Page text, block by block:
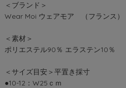
＜ブランド＞
Wear Moi ウェアモア （フランス）
＜素材＞
ポリエステル90％ エラステン10％
＜サイズ目安＞平置き採寸
●10-12：W25ｃｍ